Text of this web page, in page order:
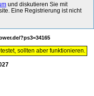
und diskutieren Sie mit
Eine Registrierung ist nicht
?ps3=34165
sollten aber funktionieren.